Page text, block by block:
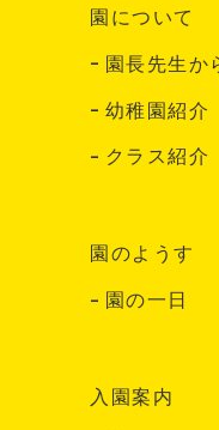
園について
園長先生か
幼稚園紹介
クラス紹介
園のようす
園の一日
入園案内